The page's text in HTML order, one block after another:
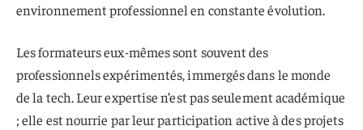
environnement professionnel en constante évolution.
Les formateurs eux-mêmes sont souvent des
professionnels expérimentés, immergés dans le monde
de la tech. Leur expertise n’est pas seulement académique
; elle est nourrie par leur participation active à des projets